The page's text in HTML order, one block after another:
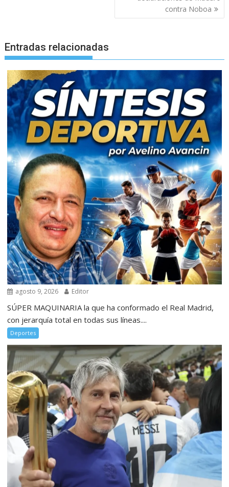
contra Noboa
Entradas relacionadas
agosto 9, 2026 Editor
SÚPER MAQUINARIA la que ha conformado el Real Madrid,
con jerarquía total en todas sus líneas....
Deportes